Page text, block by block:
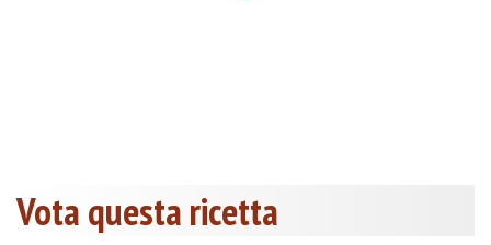
Vota questa ricetta